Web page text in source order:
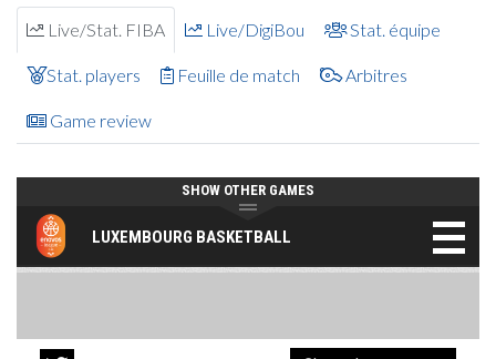
Live/Stat. FIBA Live/DigiBou Stat. équipe
Stat. players Feuille de match Arbitres
Game review